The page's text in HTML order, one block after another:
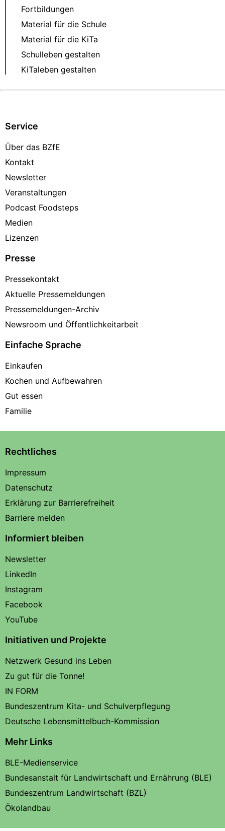
Fortbildungen
Material für die Schule
Material für die KiTa
Schulleben gestalten
KiTaleben gestalten
Service
Über das BZfE
Kontakt
Newsletter
Veranstaltungen
Podcast Foodsteps
Medien
Lizenzen
Presse
Pressekontakt
Aktuelle Pressemeldungen
Pressemeldungen-Archiv
Newsroom und Öffentlichkeitarbeit
Einfache Sprache
Einkaufen
Kochen und Aufbewahren
Gut essen
Familie
Rechtliches
Impressum
Datenschutz
Erklärung zur Barrierefreiheit
Barriere melden
Informiert bleiben
Newsletter
LinkedIn
Instagram
Facebook
YouTube
Initiativen und Projekte
Netzwerk Gesund ins Leben
Zu gut für die Tonne!
IN FORM
Bundeszentrum Kita- und Schulverpflegung
Deutsche Lebensmittelbuch-Kommission
Mehr Links
BLE-Medienservice
Bundesanstalt für Landwirtschaft und Ernährung (BLE)
Bundeszentrum Landwirtschaft (BZL)
Ökolandbau